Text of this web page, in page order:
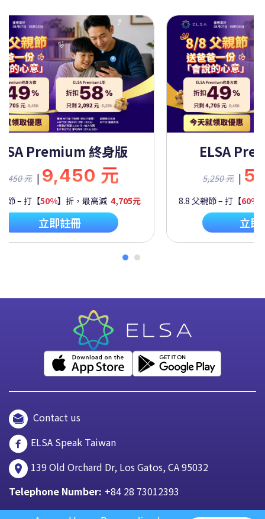
Premium 一年
元 | 5,250 元
– 打【60%】折，最高減2,092元
立即註冊
ELSA
9,450 元 |
8.8 父親節 – 打【50%】
立即註
Contact us
ELSA Speak Taiwan
139 Old Orchard Dr, Los Gatos, CA 95032
Telephone Number: +84 28 73012393